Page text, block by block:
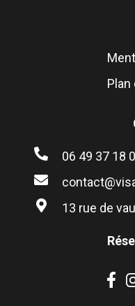
Plan
06 49 37 18
13 rue de